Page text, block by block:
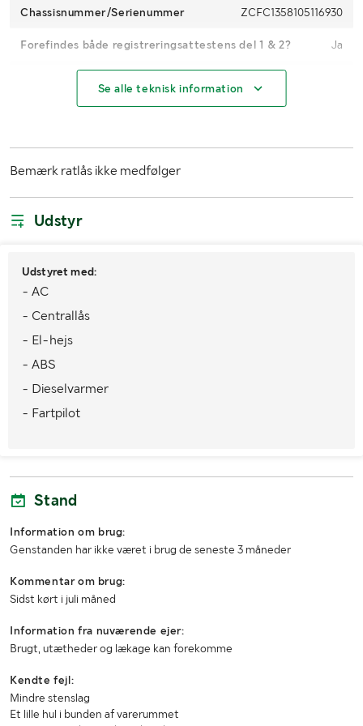
Chassisnummer/Serienummer ZCFC1358105116930
Forefindes både registreringsattestens del 1 & 2? Ja
Antal passagerer
Motoreffekt
Trækkrog
Miljøklasse
Dæk
1. reg./1. trafik sv.
Seneste godkendte syn
Totalvægt (kg)
Maks. anhængervægt (kg)
Længde (mm)
Se alle teknisk information
Bemærk ratlås ikke medfølger
Udstyr
Udstyret med:
- AC
- Centrallås
- El-hejs
- ABS
- Dieselvarmer
- Fartpilot
Stand
Information om brug:
Genstanden har ikke været i brug de seneste 3 måneder
Kommentar om brug:
Sidst kørt i juli måned
Information fra nuværende ejer:
Brugt, utætheder og lækage kan forekomme
Kendte fejl:
Mindre stenslag
Et lille hul i bunden af varerummet